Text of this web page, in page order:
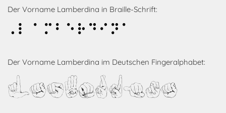
Der Vorname Lamberdina in Braille-Schrift:
Lamberdina
Der Vorname Lamberdina im Deutschen Fingeralphabet:
Lamberdina